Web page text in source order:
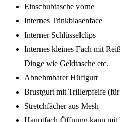
Einschubtasche vorne
Internes Trinkblasenface
Interner Schlüsselclips
Internes kleines Fach mit
Dinge wie Geldtasche etc.
Abnehmbarer Hüftgurt
Brustgurt mit Trillerpfeife
Stretchfächer aus Mesh